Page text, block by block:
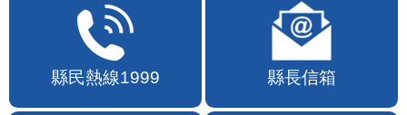
縣民熱線1999 縣長信箱